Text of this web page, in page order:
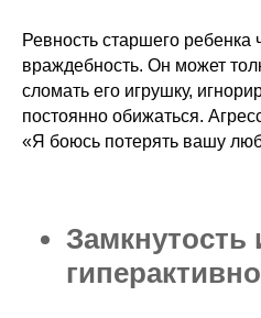
Ревность старшего ребенка
враждебность. Он может
сломать его игрушку,
постоянно обижаться.
«Я боюсь потерять вашу
Замкнутость